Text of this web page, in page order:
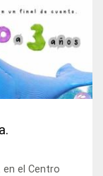
en el Centro